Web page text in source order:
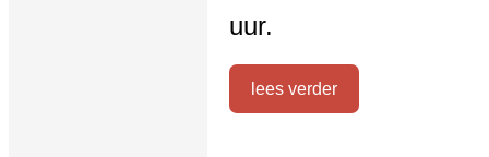
uur.
lees verder